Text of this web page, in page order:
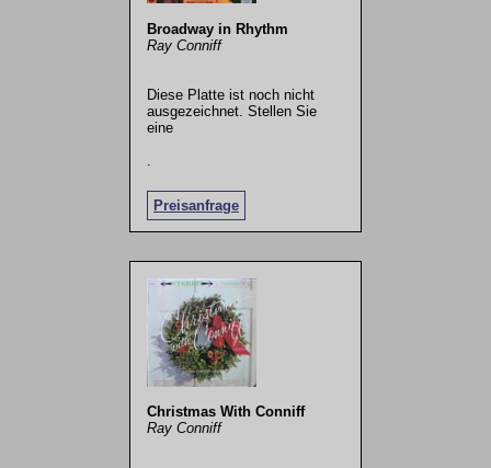
Broadway in Rhythm
Ray Conniff
Diese Platte ist noch nicht
ausgezeichnet. Stellen Sie
eine
Preisanfrage
Christmas With Conniff
Ray Conniff